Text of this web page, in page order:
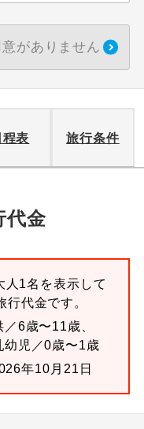
がありません
程表 旅行条件
代金
人1名を表示して
代金です。
6歳〜11歳、
幼児／0歳〜1歳
年10月21日